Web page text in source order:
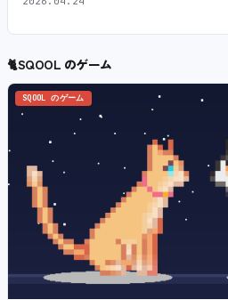
🐈SQOOL のゲーム
SQOOL のゲーム